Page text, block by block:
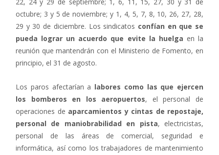
octubre; 3 y 5 de noviembre; y 1, 4, 5, 7, 8, 10, 26, 27, 28,
29 y 30 de diciembre. Los sindicatos confían en que se
pueda lograr un acuerdo que evite la huelga en la
reunión que mantendrán con el Ministerio de Fomento, en
principio, el 31 de agosto.
Los paros afectarían a labores como las que ejercen
los bomberos en los aeropuertos, el personal de
operaciones de aparcamientos y cintas de repostaje,
personal de maniobrabilidad en pista, electricistas,
personal de las áreas de comercial, seguridad e
informática, así como los trabajadores de mantenimiento